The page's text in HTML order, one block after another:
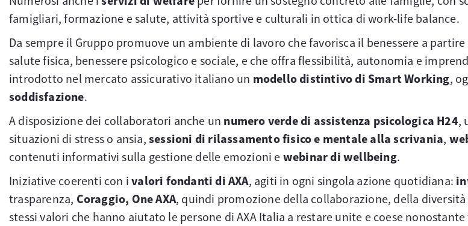
famigliari, formazione e salute, attività sportive e culturali in ottica di work-life balance.
Da sempre il Gruppo promuove un ambiente di lavoro che favorisca il benessere a
salute fisica, benessere psicologico e sociale, e che offra flessibilità, autonomia e
introdotto nel mercato assicurativo italiano un modello distintivo di Smart Working,
soddisfazione.
A disposizione dei collaboratori anche un numero verde di assistenza psicologica H24,
situazioni di stress o ansia, sessioni di rilassamento fisico e mentale alla scrivania,
contenuti informativi sulla gestione delle emozioni e webinar di wellbeing.
Iniziative coerenti con ivalori fondanti di AXA, agiti in ogni singola azione quotidiana:
trasparenza, Coraggio, One AXA, quindi promozione della collaborazione, della
stessi valori che hanno aiutato le persone di AXA Italia a restare unite e coese